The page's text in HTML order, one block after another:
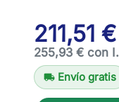
211,51 €
255,93 € con
local_shipping Envío gratis